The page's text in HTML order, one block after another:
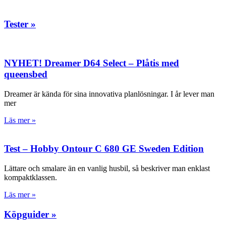
Tester »
NYHET! Dreamer D64 Select – Plåtis med
queensbed
Dreamer är kända för sina innovativa planlösningar. I år lever man
mer
Läs mer »
Test – Hobby Ontour C 680 GE Sweden Edition
Lättare och smalare än en vanlig husbil, så beskriver man enklast
kompaktklassen.
Läs mer »
Köpguider »